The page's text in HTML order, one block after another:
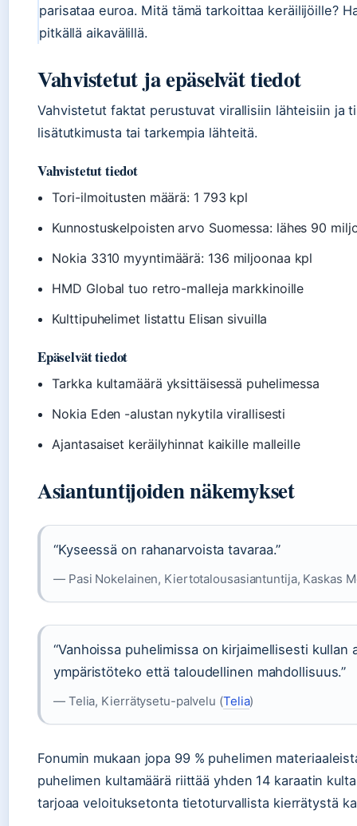
parisataa euroa. Mitä tämä tarkoittaa keräilijöille?
pitkällä aikavälillä.
Vahvistetut ja epäselvät tiedot
Vahvistetut faktat perustuvat virallisiin lähteisiin ja
lisätutkimusta tai tarkempia lähteitä.
Vahvistetut tiedot
Tori-ilmoitusten määrä: 1 793 kpl
Kunnostuskelpoisten arvo Suomessa: lähes 90
Nokia 3310 myyntimäärä: 136 miljoonaa kpl
HMD Global tuo retro-malleja markkinoille
Kulttipuhelimet listattu Elisan sivuilla
Epäselvät tiedot
Tarkka kultamäärä yksittäisessä puhelimessa
Nokia Eden -alustan nykytila virallisesti
Ajantasaiset keräilyhinnat kaikille malleille
Asiantuntijoiden näkemykset
“Kyseessä on rahanarvoista tavaraa.”
— Pasi Nokelainen, Kiertotalousasiantuntija, Kaskas
“Vanhoissa puhelimissa on kirjaimellisesti
ympäristöteko että taloudellinen mahdollisuus.”
— Telia, Kierrätysetu-palvelu (Telia)
Fonumin mukaan jopa 99 % puhelimen
puhelimen kultamäärä riittää yhden 14 karaatin
tarjoaa veloituksetonta tietoturvallista kierrätystä